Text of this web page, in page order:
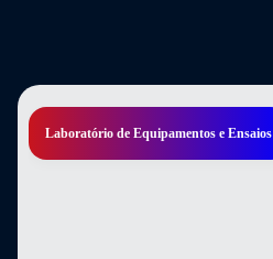
Laboratório de Equipamentos e Ensaios